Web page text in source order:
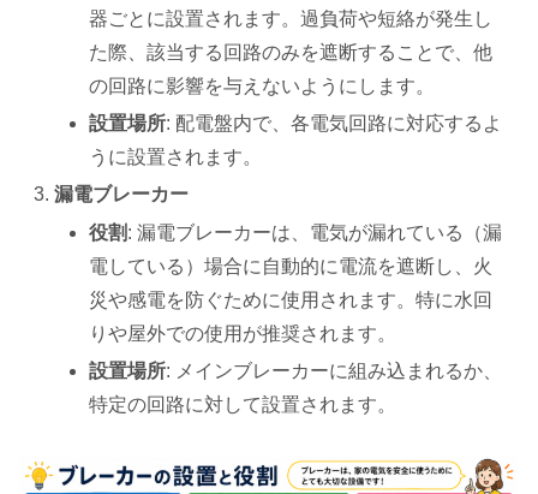
器ごとに設置されます。過負荷や短絡が発生し
た際、該当する回路のみを遮断することで、他
の回路に影響を与えないようにします。
設置場所: 配電盤内で、各電気回路に対応するよ
うに設置されます。
漏電ブレーカー
役割: 漏電ブレーカーは、電気が漏れている（漏
電している）場合に自動的に電流を遮断し、火
災や感電を防ぐために使用されます。特に水回
りや屋外での使用が推奨されます。
設置場所: メインブレーカーに組み込まれるか、
特定の回路に対して設置されます。